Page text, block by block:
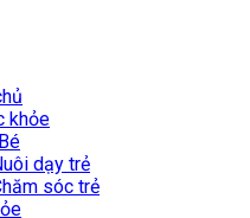
khỏe
dạy trẻ
sóc trẻ